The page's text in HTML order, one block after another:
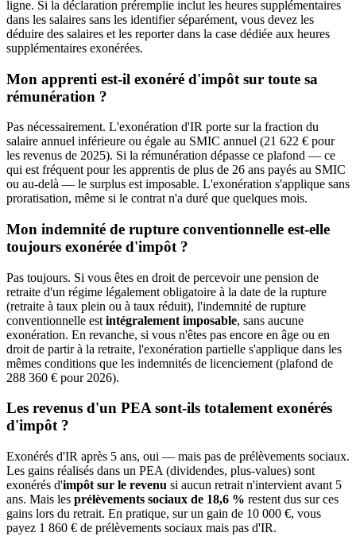
ligne. Si la déclaration préremplie inclut les heures supplémentaires
dans les salaires sans les identifier séparément, vous devez les
déduire des salaires et les reporter dans la case dédiée aux heures
supplémentaires exonérées.
Mon apprenti est-il exonéré d'impôt sur toute sa
rémunération ?
Pas nécessairement. L'exonération d'IR porte sur la fraction du
salaire annuel inférieure ou égale au SMIC annuel (21 622 € pour
les revenus de 2025). Si la rémunération dépasse ce plafond — ce
qui est fréquent pour les apprentis de plus de 26 ans payés au SMIC
ou au-delà — le surplus est imposable. L'exonération s'applique sans
proratisation, même si le contrat n'a duré que quelques mois.
Mon indemnité de rupture conventionnelle est-elle
toujours exonérée d'impôt ?
Pas toujours. Si vous êtes en droit de percevoir une pension de
retraite d'un régime légalement obligatoire à la date de la rupture
(retraite à taux plein ou à taux réduit), l'indemnité de rupture
conventionnelle est intégralement imposable, sans aucune
exonération. En revanche, si vous n'êtes pas encore en âge ou en
droit de partir à la retraite, l'exonération partielle s'applique dans les
mêmes conditions que les indemnités de licenciement (plafond de
288 360 € pour 2026).
Les revenus d'un PEA sont-ils totalement exonérés
d'impôt ?
Exonérés d'IR après 5 ans, oui — mais pas de prélèvements sociaux.
Les gains réalisés dans un PEA (dividendes, plus-values) sont
exonérés d'impôt sur le revenu si aucun retrait n'intervient avant 5
ans. Mais les prélèvements sociaux de 18,6 % restent dus sur ces
gains lors du retrait. En pratique, sur un gain de 10 000 €, vous
payez 1 860 € de prélèvements sociaux mais pas d'IR.